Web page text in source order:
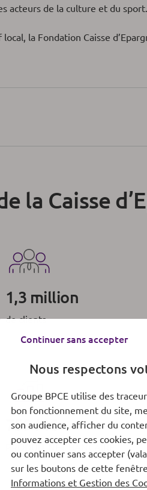
acteurs de la culture et du sport.
la Fondation Caisse
la Caisse
1,3 million
de clients
759 M€
PRODUIT NET BANCAIRE
Continuer sans accepter
Nous respectons
Groupe BPCE utilise des
bon fonctionnement du site,
son audience, afficher du
pouvez accepter ces cookies,
ou continuer sans accepter
sur les boutons de cette
Informations et Gestion des